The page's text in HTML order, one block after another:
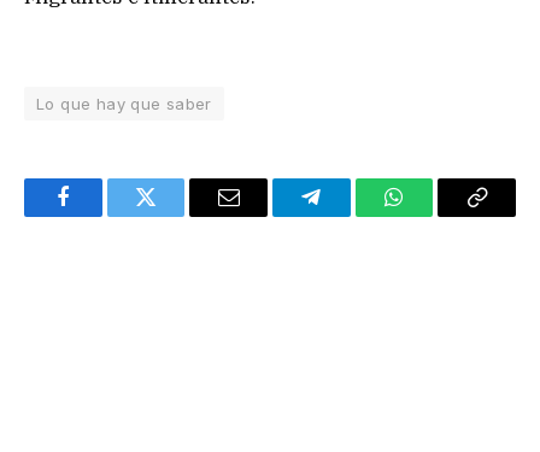
Lo que hay que saber
FacebookTwitter Email TelegramWhatsAppCopy